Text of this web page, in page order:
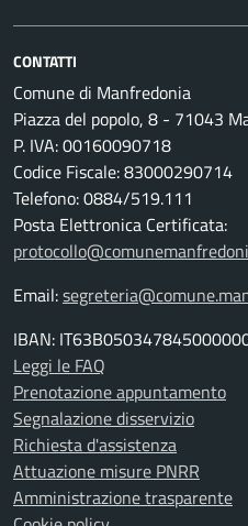
CONTATTI
Comune di Manfredonia
Piazza del popolo, 8 - 71043
P. IVA: 00160090718
Codice Fiscale: 83000290714
Telefono: 0884/519.111
Posta Elettronica Certificata:
Email:
IBAN:
Leggi le FAQ
Prenotazione appuntamento
Segnalazione disservizio
Richiesta d'assistenza
Attuazione misure PNRR
Amministrazione trasparente